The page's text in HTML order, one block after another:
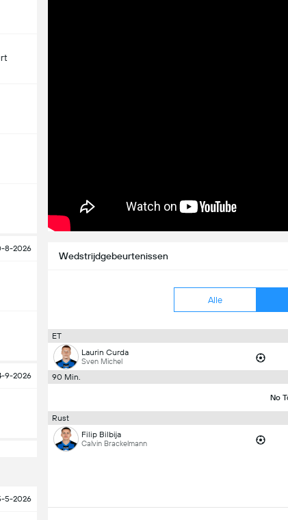
8-2026
9-2026
5-2026
Wedstrijdgebeurtenissen
Alle
ET
Laurin Curda
Sven Michel
90 Min.
No
Rust
Filip Bilbija
Calvin Brackelmann